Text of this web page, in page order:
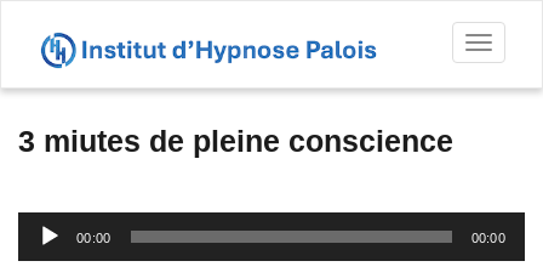
3 miutes de pleine conscience
Lecteur
audio
00:00 00:00